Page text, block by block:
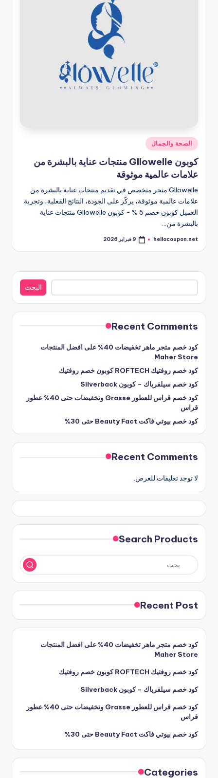
نُشر
في
الصحة والجمال
كوبون Gllowelle منتجات عناية بالبشرة من
علامات عالمية موثوقة
Gllowelle متجر متخصص في تقديم منتجات عناية بالبشرة من
علامات عالمية موثوقة، يركّز على الجودة، النتائج الفعلية، وتجربة
العميل كوبون خصم 5 % - كوبون Gllowelle منتجات عناية
بالبشرة من…
تمّ
بواسطة
hellocoupon.net 9 فبراير 2026
البحث
البحث
Recent Comments
كود خصم متجر ماهر تخفيضات 40% على افضل المنتجات
Maher Store
كود خصم روفتيك ROFTECH كوبون خصم روفتيك
كود خصم سيلفرباك – كوبون Silverback
كود خصم قراس للعطور Grasse وتخفيضات حتى 40% عطور
قراس
كود خصم بيوتي فاكت Beauty Fact حتى 30%
Recent Comments
لا توجد تعليقات للعرض.
Search Products
Recent Post
كود خصم متجر ماهر تخفيضات 40% على افضل المنتجات
Maher Store
كود خصم روفتيك ROFTECH كوبون خصم روفتيك
كود خصم سيلفرباك – كوبون Silverback
كود خصم قراس للعطور Grasse وتخفيضات حتى 40% عطور
قراس
كود خصم بيوتي فاكت Beauty Fact حتى 30%
Categories